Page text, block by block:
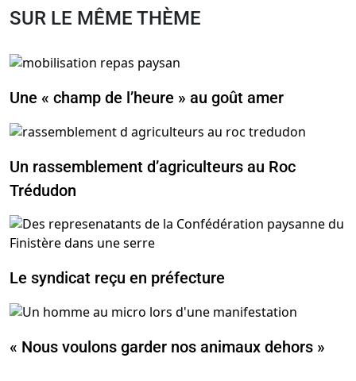
SUR LE MÊME THÈME
Une « champ de l’heure » au goût amer
Un rassemblement d’agriculteurs au Roc
Trédudon
Le syndicat reçu en préfecture
« Nous voulons garder nos animaux dehors »